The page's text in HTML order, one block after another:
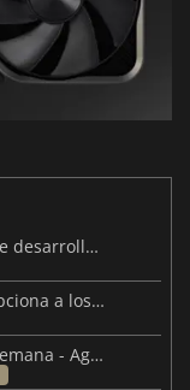
MARVEL Tōkon sale y desvela su plan de desarrollo para el primer año
El precio filtrado de Steam Frame decepciona a los usuarios
Lanzamientos de videojuegos de esta semana - Agosto de 2026 (semana 32)